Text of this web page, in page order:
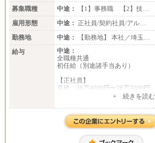
募集職種
中途：
【1】事務職 【2】技…
雇用形態
中途： 正社員/契約社員/アル…
勤務地
中途：
【勤務地】 本社／埼玉…
給与
中途：
全職種共通
初任給（別途諸手当あり）
【正社員】
月給 26万4000円〜28万7000円
月給 21万6300円〜27万1200円
【アルバイト・パート・時給制】
+ 続きを読む